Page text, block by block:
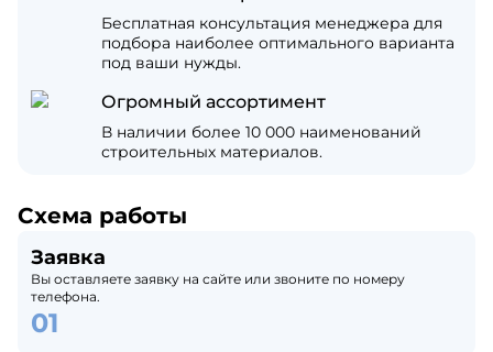
Бесплатная консультация менеджера для
подбора наиболее оптимального варианта
под ваши нужды.
Огромный ассортимент
В наличии более 10 000 наименований
строительных материалов.
Схема работы
Заявка
Вы оставляете заявку на сайте или звоните по номеру
телефона.